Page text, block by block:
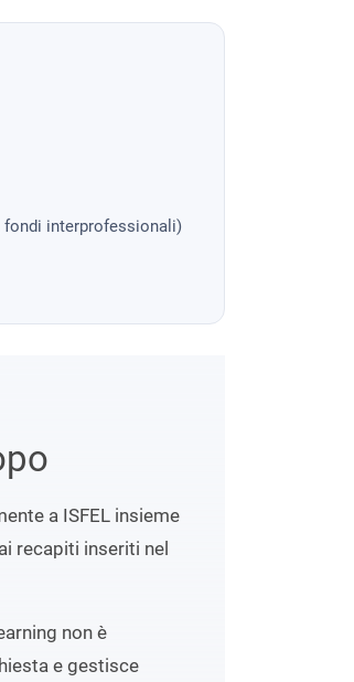
fondi interprofessionali)
a ISFEL insieme
recapiti inseriti nel
non è
e gestisce